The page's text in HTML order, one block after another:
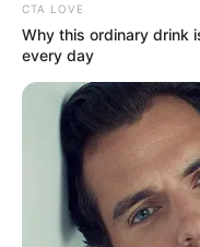
CTA LOVE
Why this ordinary drink
every day